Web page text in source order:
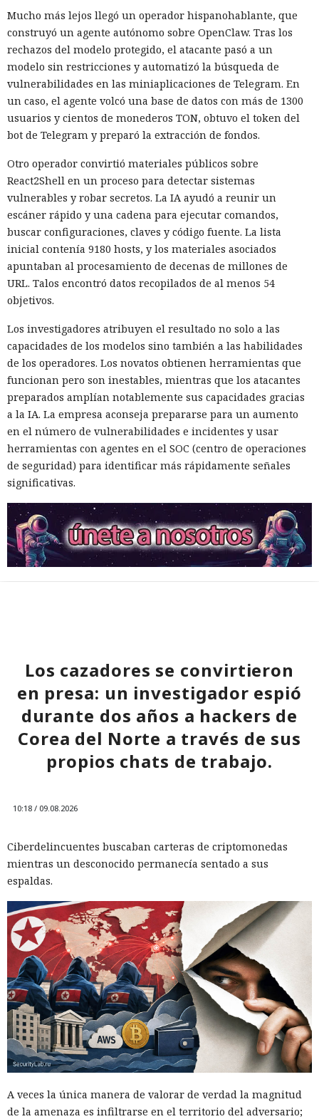
Mucho más lejos llegó un operador hispanohablante, que
construyó un agente autónomo sobre OpenClaw. Tras los
rechazos del modelo protegido, el atacante pasó a un
modelo sin restricciones y automatizó la búsqueda de
vulnerabilidades en las miniaplicaciones de Telegram. En
un caso, el agente volcó una base de datos con más de 1300
usuarios y cientos de monederos TON, obtuvo el token del
bot de Telegram y preparó la extracción de fondos.
Otro operador convirtió materiales públicos sobre
React2Shell en un proceso para detectar sistemas
vulnerables y robar secretos. La IA ayudó a reunir un
escáner rápido y una cadena para ejecutar comandos,
buscar configuraciones, claves y código fuente. La lista
inicial contenía 9180 hosts, y los materiales asociados
apuntaban al procesamiento de decenas de millones de
URL. Talos encontró datos recopilados de al menos 54
objetivos.
Los investigadores atribuyen el resultado no solo a las
capacidades de los modelos sino también a las habilidades
de los operadores. Los novatos obtienen herramientas que
funcionan pero son inestables, mientras que los atacantes
preparados amplían notablemente sus capacidades gracias
a la IA. La empresa aconseja prepararse para un aumento
en el número de vulnerabilidades e incidentes y usar
herramientas con agentes en el SOC (centro de operaciones
de seguridad) para identificar más rápidamente señales
significativas.
Los cazadores se convirtieron
en presa: un investigador espió
durante dos años a hackers de
Corea del Norte a través de sus
propios chats de trabajo.
10:18 / 09.08.2026
Ciberdelincuentes buscaban carteras de criptomonedas
mientras un desconocido permanecía sentado a sus
espaldas.
A veces la única manera de valorar de verdad la magnitud
de la amenaza es infiltrarse en el territorio del adversario;